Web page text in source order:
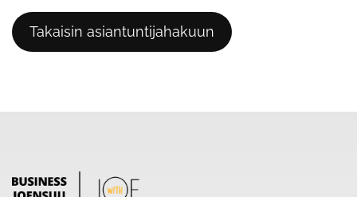
Takaisin asiantuntijahakuun